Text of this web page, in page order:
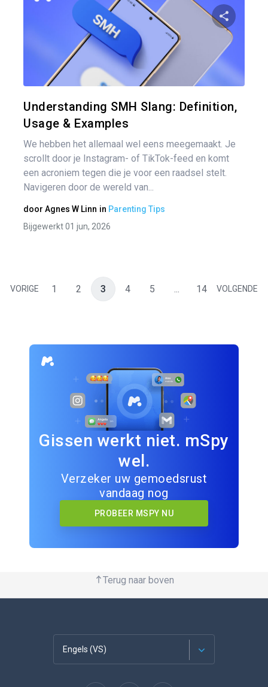
Understanding SMH Slang: Definition,
Usage & Examples
We hebben het allemaal wel eens meegemaakt. Je
scrollt door je Instagram- of TikTok-feed en komt
een acroniem tegen die je voor een raadsel stelt.
Navigeren door de wereld van...
door Agnes W Linn in Parenting Tips
Bijgewerkt 01 jun, 2026
VORIGE 1 2 3 4 5 ... 14 VOLGENDE
Gissen werkt niet. mSpy
wel.
Verzeker uw gemoedsrust
vandaag nog
PROBEER MSPY NU
Terug naar boven
Engels (VS)